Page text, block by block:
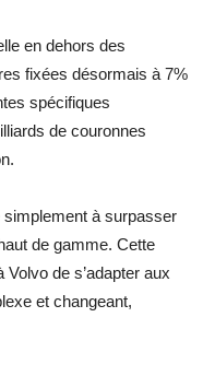
en dehors des
fixées désormais à 7%
spécifiques
de couronnes
à surpasser
de gamme. Cette
de s’adapter aux
et changeant,